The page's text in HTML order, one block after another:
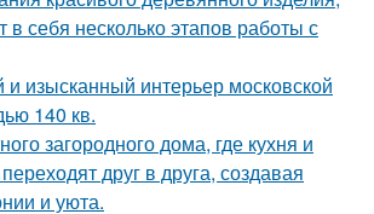
в себя несколько этапов работы с
изысканный интерьер московской
140 кв.
загородного дома, где кухня и
друг в друга, создавая
и уюта.